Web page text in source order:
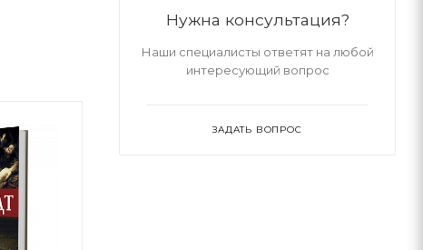
Нужна консультация?
Наши специалисты ответят на любой
интересующий вопрос
ЗАДАТЬ ВОПРОС